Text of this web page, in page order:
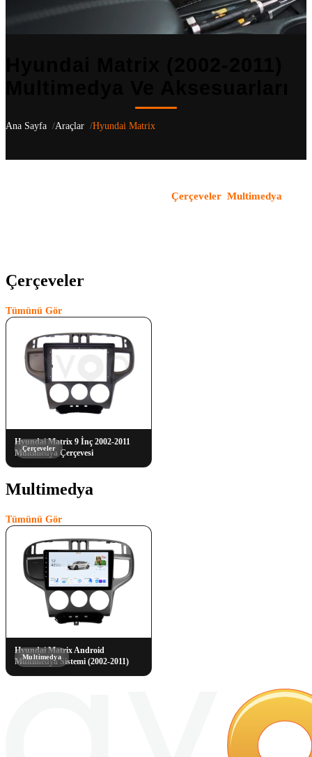
Ana Sayfa Araçlar Hyundai Matrix
Çerçeveler Multimedya
Çerçeveler
Tümünü Gör
Hyundai Matrix 9 İnç 2002-2011
Multimedya Çerçevesi
Çerçeveler
Multimedya
Tümünü Gör
Hyundai Matrix Android
Multimedya Sistemi (2002-2011)
Multimedya